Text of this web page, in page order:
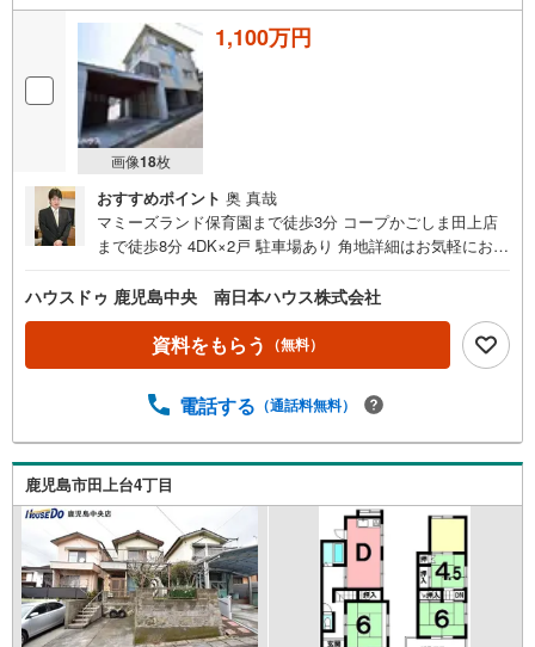
画像18枚
1,100万円
おすすめポイント 奥 真哉
マミーズランド保育園まで徒歩3分 コープかごしま田上店
まで徒歩8分 4DK×2戸 駐車場あり 角地詳細はお気軽にお問
徒歩3分（約190m）・田上台公園まで徒歩7分（約510
m）・広木簡易郵便局まで徒歩7分（約560m）・コープか
ごしま田上店まで徒歩8分（約620m）・セブンイレブン紫
原7丁目店まで徒歩10分（約770m）・ドラッグイレブン田
スモス紫原店まで徒歩14分（約1100m）・紫原中学校まで
m）
ハウスドゥ 鹿児島中央 南日本ハウス株式会社
資料をもらう （無料）
電話する （通話料無料）
鹿児島市田上台4丁目